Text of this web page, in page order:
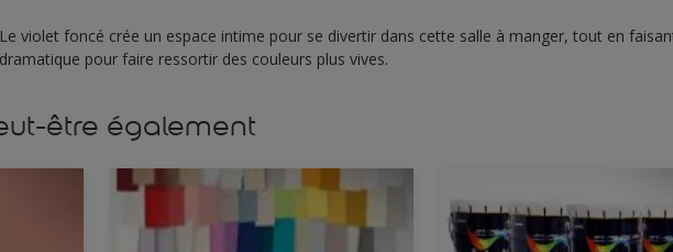
Le violet foncé crée un espace intime pour se divertir dans cette salle à manger, tout en
dramatique pour faire ressortir des couleurs plus vives.
être également